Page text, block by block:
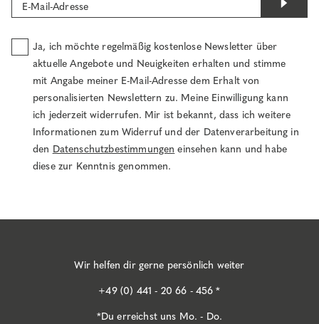
E-Mail-Adresse
Ja, ich möchte regelmäßig kostenlose Newsletter über
aktuelle Angebote und Neuigkeiten erhalten und stimme
mit Angabe meiner E-Mail-Adresse dem Erhalt von
personalisierten Newslettern zu. Meine Einwilligung kann
ich jederzeit widerrufen. Mir ist bekannt, dass ich weitere
Informationen zum Widerruf und der Datenverarbeitung in
den Datenschutzbestimmungen einsehen kann und habe
diese zur Kenntnis genommen.
Wir helfen dir gerne persönlich weiter
+49 (0) 441 - 20 66 - 456 *
*Du erreichst uns Mo. - Do.